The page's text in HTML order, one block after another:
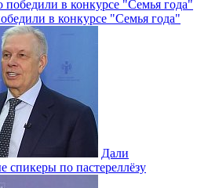
в конкурсе "Семья года"
Дали
спикеры по пастереллёзу